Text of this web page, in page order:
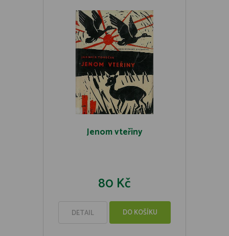
Jenom vteřiny
80 Kč
DETAIL DO KOŠÍKU